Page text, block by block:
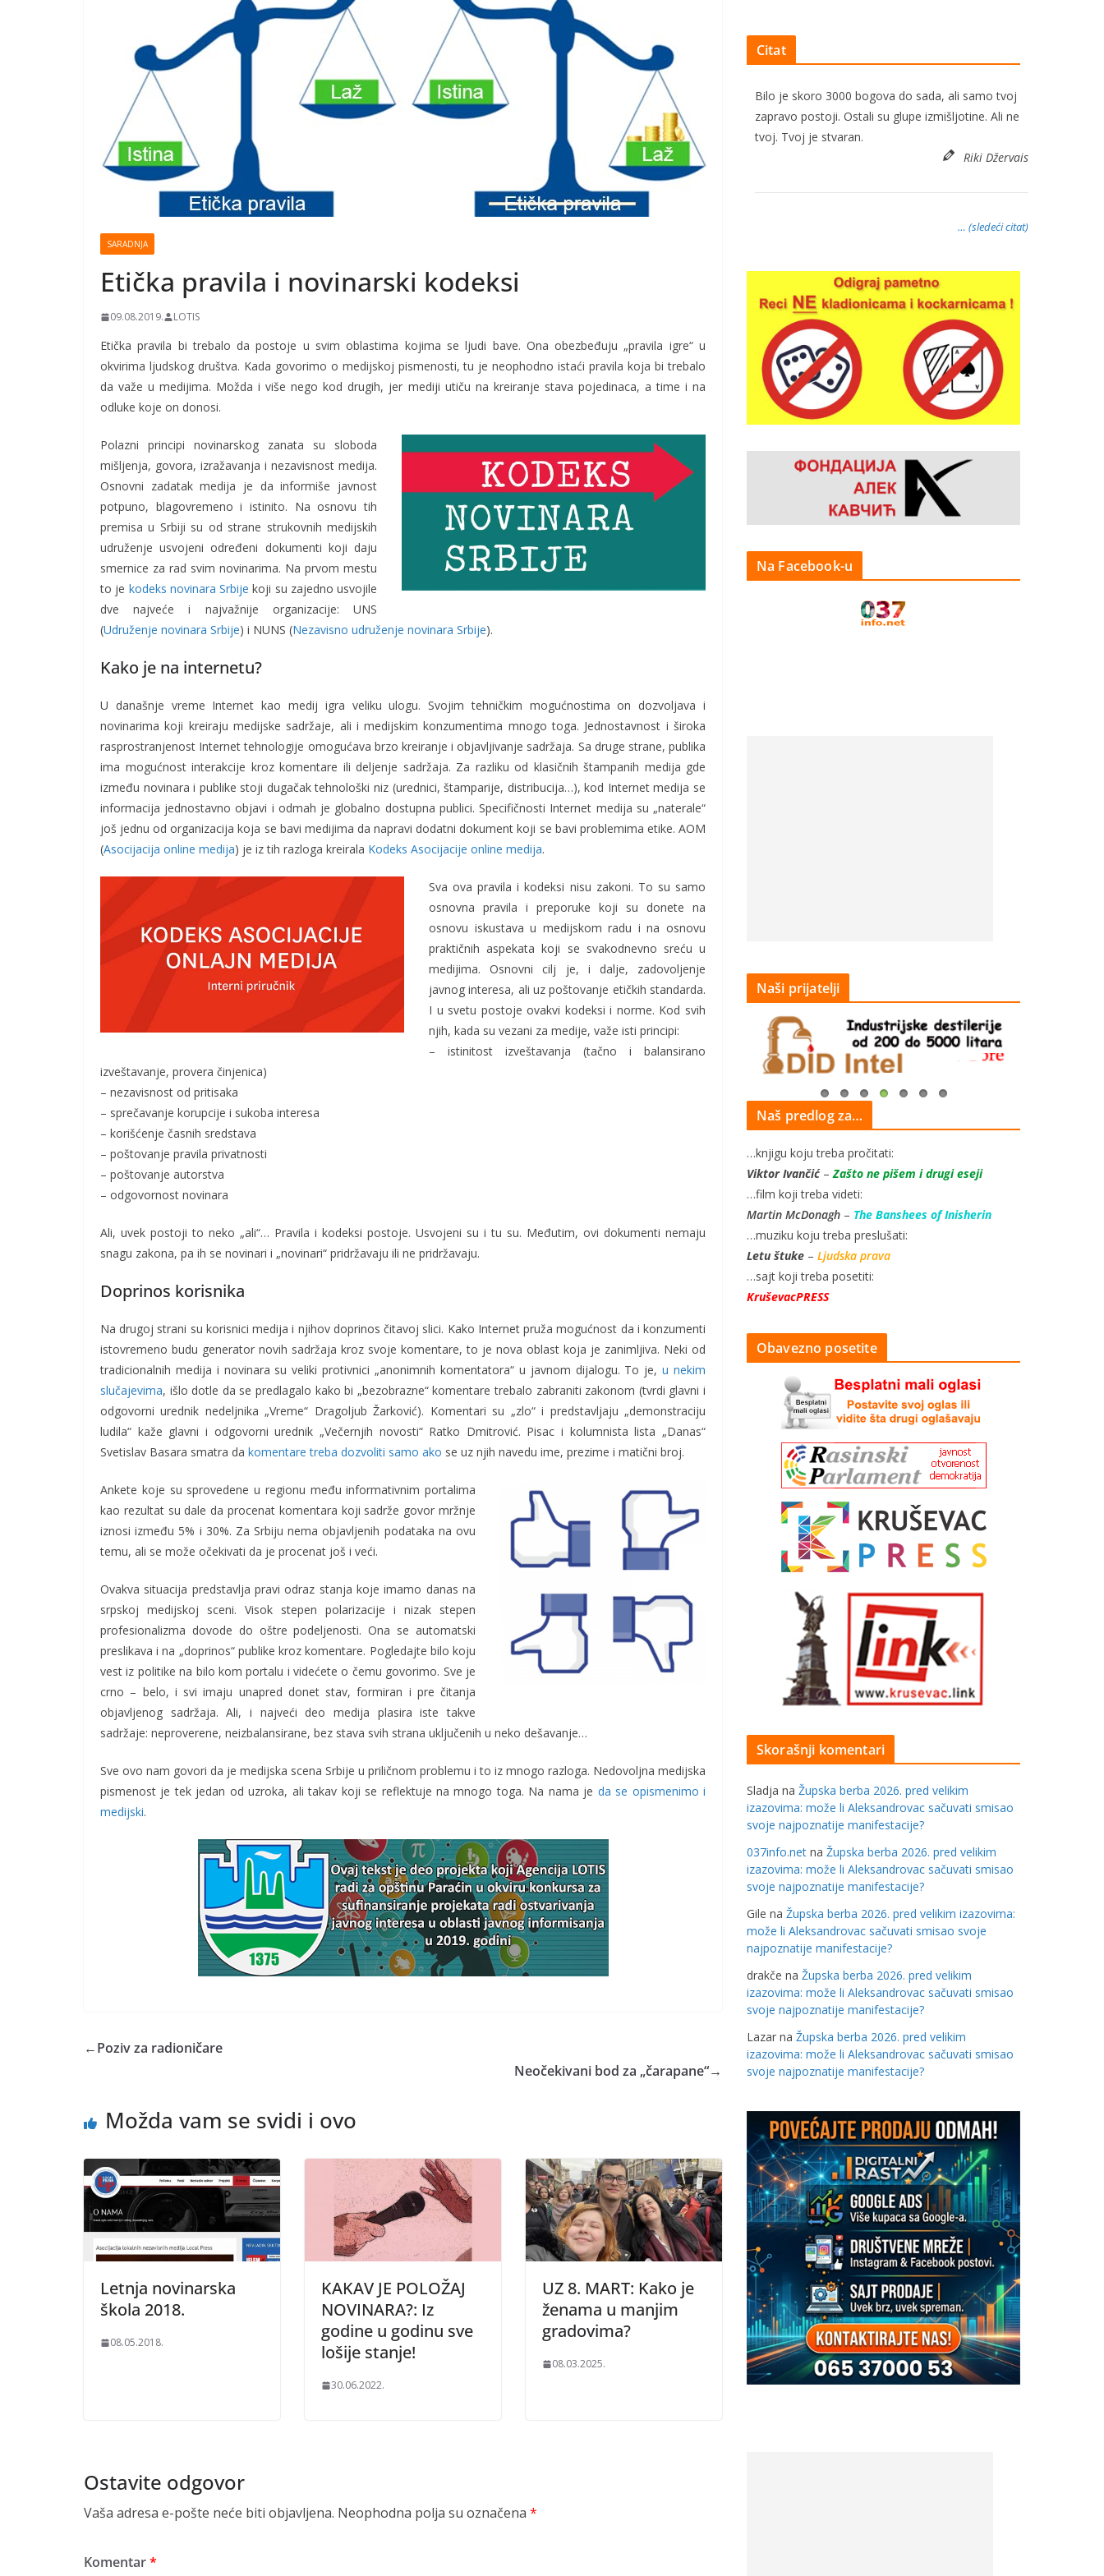
SARADNJA
Etička pravila i novinarski kodeksi
09.08.2019. LOTIS
Etička pravila bi trebalo da postoje u svim oblastima kojima se ljudi bave. Ona obezbeđuju „pravila igre“ u
okvirima ljudskog društva. Kada govorimo o medijskoj pismenosti, tu je neophodno istaći pravila koja bi trebalo
da važe u medijima. Možda i više nego kod drugih, jer mediji utiču na kreiranje stava pojedinaca, a time i na
odluke koje on donosi.
Polazni principi novinarskog zanata su sloboda
mišljenja, govora, izražavanja i nezavisnost medija.
Osnovni zadatak medija je da informiše javnost
potpuno, blagovremeno i istinito. Na osnovu tih
premisa u Srbiji su od strane strukovnih medijskih
udruženje usvojeni određeni dokumenti koji daju
smernice za rad svim novinarima. Na prvom mestu
to je kodeks novinara Srbije koji su zajedno usvojile
dve najveće i najvažnije organizacije: UNS
(Udruženje novinara Srbije) i NUNS (Nezavisno udruženje novinara Srbije).
Kako je na internetu?
U današnje vreme Internet kao medij igra veliku ulogu. Svojim tehničkim mogućnostima on dozvoljava i
novinarima koji kreiraju medijske sadržaje, ali i medijskim konzumentima mnogo toga. Jednostavnost i široka
rasprostranjenost Internet tehnologije omogućava brzo kreiranje i objavljivanje sadržaja. Sa druge strane, publika
ima mogućnost interakcije kroz komentare ili deljenje sadržaja. Za razliku od klasičnih štampanih medija gde
između novinara i publike stoji dugačak tehnološki niz (urednici, štamparije, distribucija…), kod Internet medija se
informacija jednostavno objavi i odmah je globalno dostupna publici. Specifičnosti Internet medija su „naterale“
još jednu od organizacija koja se bavi medijima da napravi dodatni dokument koji se bavi problemima etike. AOM
(Asocijacija online medija) je iz tih razloga kreirala Kodeks Asocijacije online medija.
Sva ova pravila i kodeksi nisu zakoni. To su samo
osnovna pravila i preporuke koji su donete na
osnovu iskustava u medijskom radu i na osnovu
praktičnih aspekata koji se svakodnevno sreću u
medijima. Osnovni cilj je, i dalje, zadovoljenje
javnog interesa, ali uz poštovanje etičkih standarda.
I u svetu postoje ovakvi kodeksi i norme. Kod svih
njih, kada su vezani za medije, važe isti principi:
– istinitost izveštavanja (tačno i balansirano
izveštavanje, provera činjenica)
– nezavisnost od pritisaka
– sprečavanje korupcije i sukoba interesa
– korišćenje časnih sredstava
– poštovanje pravila privatnosti
– poštovanje autorstva
– odgovornost novinara
Ali, uvek postoji to neko „ali“… Pravila i kodeksi postoje. Usvojeni su i tu su. Međutim, ovi dokumenti nemaju
snagu zakona, pa ih se novinari i „novinari“ pridržavaju ili ne pridržavaju.
Doprinos korisnika
Na drugoj strani su korisnici medija i njihov doprinos čitavoj slici. Kako Internet pruža mogućnost da i konzumenti
istovremeno budu generator novih sadržaja kroz svoje komentare, to je nova oblast koja je zanimljiva. Neki od
tradicionalnih medija i novinara su veliki protivnici „anonimnih komentatora“ u javnom dijalogu. To je,u nekim
slučajevima, išlo dotle da se predlagalo kako bi „bezobrazne“ komentare trebalo zabraniti zakonom (tvrdi glavni i
odgovorni urednik nedeljnika „Vreme“ Dragoljub Žarković). Komentari su „zlo“ i predstavljaju „demonstraciju
ludila“ kaže glavni i odgovorni urednik „Večernjih novosti“ Ratko Dmitrović. Pisac i kolumnista lista „Danas“
Svetislav Basara smatra da komentare treba dozvoliti samo ako se uz njih navedu ime, prezime i matični broj.
Ankete koje su sprovedene u regionu među informativnim portalima
kao rezultat su dale da procenat komentara koji sadrže govor mržnje
iznosi između 5% i 30%. Za Srbiju nema objavljenih podataka na ovu
temu, ali se može očekivati da je procenat još i veći.
Ovakva situacija predstavlja pravi odraz stanja koje imamo danas na
srpskoj medijskoj sceni. Visok stepen polarizacije i nizak stepen
profesionalizma dovode do oštre podeljenosti. Ona se automatski
preslikava i na „doprinos“ publike kroz komentare. Pogledajte bilo koju
vest iz politike na bilo kom portalu i videćete o čemu govorimo. Sve je
crno – belo, i svi imaju unapred donet stav, formiran i pre čitanja
objavljenog sadržaja. Ali, i najveći deo medija plasira iste takve
sadržaje: neproverene, neizbalansirane, bez stava svih strana uključenih u neko dešavanje…
Sve ovo nam govori da je medijska scena Srbije u priličnom problemu i to iz mnogo razloga. Nedovoljna medijska
pismenost je tek jedan od uzroka, ali takav koji se reflektuje na mnogo toga. Na nama je da se opismenimo i
medijski.
←Poziv za radioničare
Neočekivani bod za „čarapane“→
Možda vam se svidi i ovo
Letnja novinarska
škola 2018.
08.05.2018.
KAKAV JE POLOŽAJ
NOVINARA?: Iz
godine u godinu sve
lošije stanje!
30.06.2022.
UZ 8. MART: Kako je
ženama u manjim
gradovima?
08.03.2025.
Ostavite odgovor
Vaša adresa e-pošte neće biti objavljena. Neophodna polja su označena *
Komentar*
Citat
Bilo je skoro 3000 bogova do sada, ali samo tvoj
zapravo postoji. Ostali su glupe izmišljotine. Ali ne
tvoj. Tvoj je stvaran.
Riki Džervais
… (sledeći citat)
Na Facebook-u
Naši prijatelji
Naš predlog za…
…knjigu koju treba pročitati:
Viktor Ivančić– Zašto ne pišem i drugi eseji
…film koji treba videti:
Martin McDonagh – The Banshees of Inisherin
…muziku koju treba preslušati:
Letu štuke – Ljudska prava
…sajt koji treba posetiti:
KruševacPRESS
Obavezno posetite
Skorašnji komentari
Sladja na Župska berba 2026. pred velikim
izazovima: može li Aleksandrovac sačuvati smisao
svoje najpoznatije manifestacije?
037info.net na Župska berba 2026. pred velikim
izazovima: može li Aleksandrovac sačuvati smisao
svoje najpoznatije manifestacije?
Gile na Župska berba 2026. pred velikim izazovima:
može li Aleksandrovac sačuvati smisao svoje
najpoznatije manifestacije?
drakče na Župska berba 2026. pred velikim
izazovima: može li Aleksandrovac sačuvati smisao
svoje najpoznatije manifestacije?
Lazar na Župska berba 2026. pred velikim
izazovima: može li Aleksandrovac sačuvati smisao
svoje najpoznatije manifestacije?